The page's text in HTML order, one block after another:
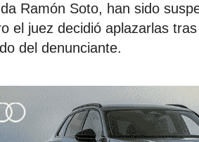
Ramón Soto, han sido
el juez decidió aplazarlas
del denunciante.